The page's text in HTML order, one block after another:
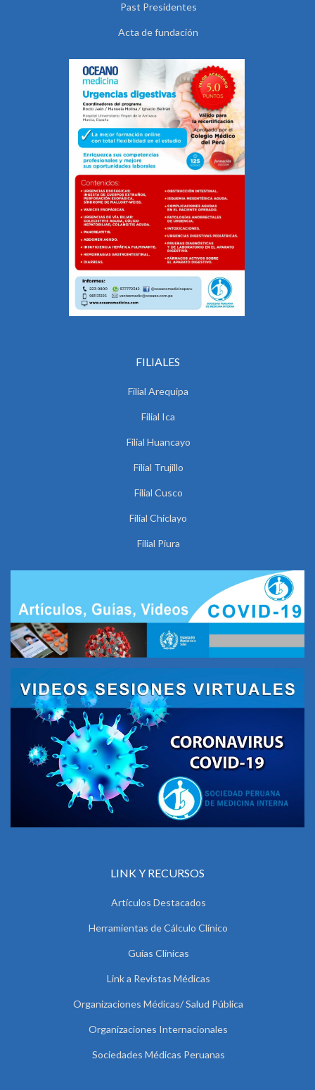
Past Presidentes
Acta de fundación
FILIALES
Filial Arequipa
Filial Ica
Filial Huancayo
Filial Trujillo
Filial Cusco
Filial Chiclayo
Filial Piura
LINK Y RECURSOS
Artículos Destacados
Herramientas de Cálculo Clínico
Guías Clínicas
Link a Revistas Médicas
Organizaciones Médicas/ Salud Pública
Organizaciones Internacionales
Sociedades Médicas Peruanas